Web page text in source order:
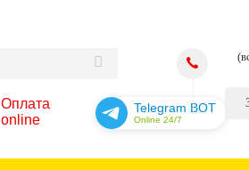
Оплата
online
Telegram BOT
Online 24/7